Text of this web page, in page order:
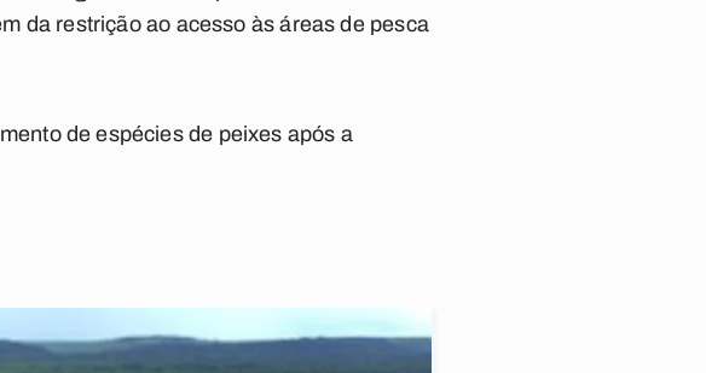
da restrição ao acesso às áreas de pesca
de espécies de peixes após a